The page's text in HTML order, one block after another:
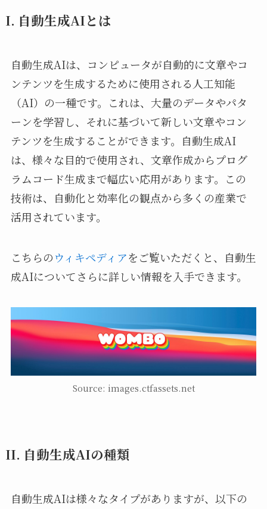
I. 自動生成AIとは
自動生成AIは、コンピュータが自動的に文章やコ
ンテンツを生成するために使用される人工知能
（AI）の一種です。これは、大量のデータやパタ
ーンを学習し、それに基づいて新しい文章やコン
テンツを生成することができます。自動生成AI
は、様々な目的で使用され、文章作成からプログ
ラムコード生成まで幅広い応用があります。この
技術は、自動化と効率化の観点から多くの産業で
活用されています。
こちらのウィキペディアをご覧いただくと、自動生
成AIについてさらに詳しい情報を入手できます。
Source: images.ctfassets.net
II. 自動生成AIの種類
自動生成AIは様々なタイプがありますが、以下の